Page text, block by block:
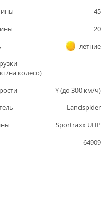
45
20
летние
кг/на колесо)
Y(до300 км/ч)
Landspider
Sportraxx UHP
64909